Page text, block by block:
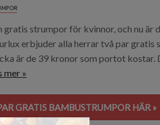
gratis strumpor för kvinnor, och nu är
erbjuder alla herrar två par gratis
är de 39 kronor som portot kostar.
mer »
GRATIS BAMBUSTRUMPOR HÄR »